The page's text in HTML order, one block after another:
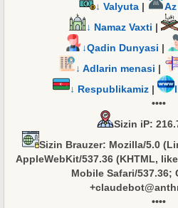
↓ Valyuta |
↓ Namaz Vaxti |
↓Qadin Dunyasi |
↓ Adlarin menasi |
↓ Respublikamiz |
••••
Sizin iP:
Sizin Brauzer: Mozilla/5.0
AppleWebKit/537.36 (KHTML,
Mobile Safari/537.36;
••••